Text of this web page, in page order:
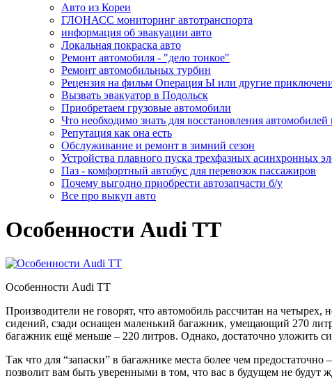
Авто из Кореи
ГЛОНАСС мониторинг автотранспорта
информация об эвакуации авто
Локальная покраска авто
Ремонт автомобиля - "дело тонкое"
Ремонт автомобильных турбин
Рецензия на фильм Операция Ы или другие
Вызвать эвакуатор в Подольск
Приобретаем грузовые автомобили
Что необходимо знать для восстановления автомобилей
Репутация как она есть
Обслуживание и ремонт в зимний сезон
Устройства плавного пуска трехфазных асинхронных
Паз - комфортный автобус для перевозок пассажиров
Почему выгодно приобрести автозапчасти б/у
Все про выкуп авто
Особенности Audi TT
Особенности Audi TT
Производители не говорят, что автомобиль рассчитан на
сидений, сзади оснащен маленький багажник, умещающий 270
багажник ещё меньше – 220 литров. Однако, достаточно уложить
Так что для “запаски” в багажнике места более чем
позволит вам быть уверенными в том, что вас в будущем не будут